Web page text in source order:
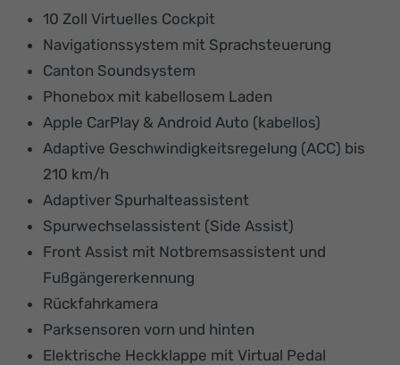
10 Zoll Virtuelles Cockpit
Navigationssystem mit Sprachsteuerung
Canton Soundsystem
Phonebox mit kabellosem Laden
Apple CarPlay & Android Auto (kabellos)
Adaptive Geschwindigkeitsregelung (ACC) bis
210 km/h
Adaptiver Spurhalteassistent
Spurwechselassistent (Side Assist)
Front Assist mit Notbremsassistent und
Fußgängererkennung
Rückfahrkamera
Parksensoren vorn und hinten
Elektrische Heckklappe mit Virtual Pedal